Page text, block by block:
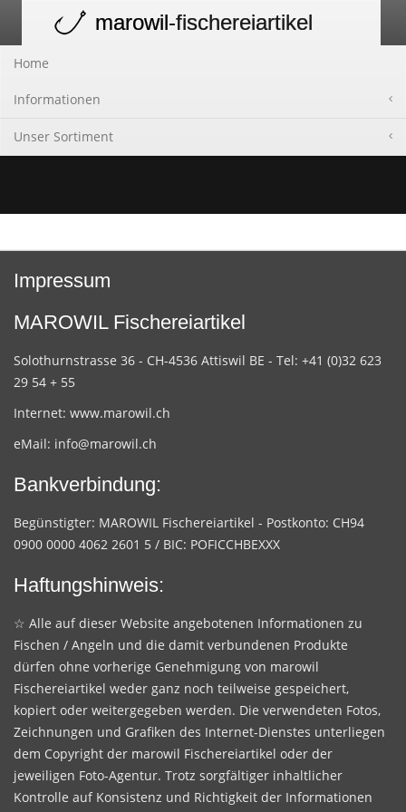
navigation
marowil-fischereiartikel
Home
Informationen
Unser Sortiment
Impressum
MAROWIL Fischereiartikel
Solothurnstrasse 36 - CH-4536 Attiswil BE - Tel: +41 (0)32 623
29 54 + 55
Internet: www.marowil.ch
eMail: info@marowil.ch
Bankverbindung:
Begünstigter: MAROWIL Fischereiartikel - Postkonto: CH94
0900 0000 4062 2601 5 / BIC: POFICCHBEXXX
Haftungshinweis:
☆ Alle auf dieser Website angebotenen Informationen zu
Fischen / Angeln und die damit verbundenen Produkte
dürfen ohne vorherige Genehmigung von marowil
Fischereiartikel weder ganz noch teilweise gespeichert,
kopiert oder weitergegeben werden. Die verwendeten Fotos,
Zeichnungen und Grafiken des Internet-Dienstes unterliegen
dem Copyright der marowil Fischereiartikel oder der
jeweiligen Foto-Agentur. Trotz sorgfältiger inhaltlicher
Kontrolle auf Konsistenz und Richtigkeit der Informationen